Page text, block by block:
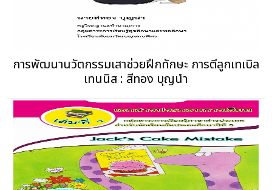
การพัฒนานวัตกรรมเสาช่วยฝึกทักษะ การตีลูกเทเบิล
เทนนิส : สีทอง บุญนำ